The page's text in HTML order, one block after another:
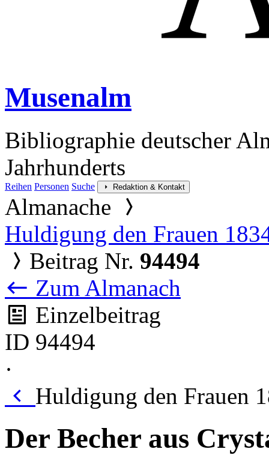
Musenalm
Bibliographie deutscher
Jahrhunderts
Reihen Personen Suche Redaktion & Kontakt
Almanache
Huldigung den Frauen
Beitrag Nr. 94494
Zum Almanach
Einzelbeitrag
ID 94494
·
Huldigung den Frauen
Der Becher aus